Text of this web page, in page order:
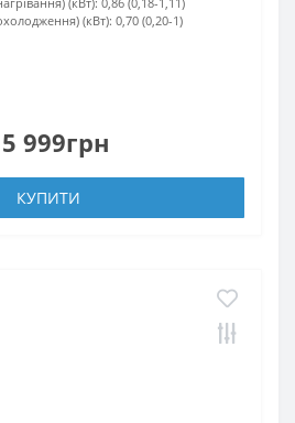
(кВт): 0,70 (0,20-1)
999грн
КУПИТИ